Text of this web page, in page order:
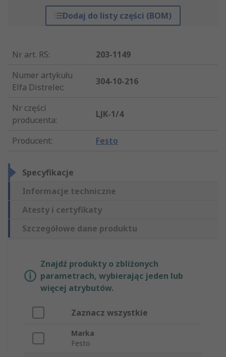
Dodaj do listy części (BOM)
Nr art. RS:
203-1149
Numer artykułu
Elfa Distrelec:
304-10-216
Nr części
producenta:
LJK-1/4
Producent: Festo
Specyfikacje
Informacje techniczne
Atesty i certyfikaty
Szczegółowe dane produktu
Znajdź produkty o zbliżonych
parametrach, wybierając jeden lub
więcej atrybutów.
Zaznacz wszystkie
Marka
Festo